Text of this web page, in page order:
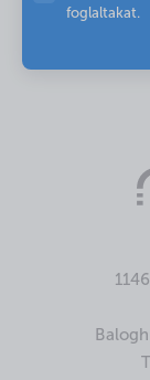
foglaltakat.